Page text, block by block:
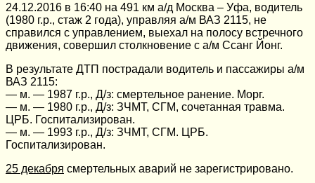
24.12.2016 в 16:40 на 491 км а/д Москва – Уфа, водитель
(1980 г.р., стаж 2 года), управляя а/м ВАЗ 2115, не
справился с управлением, выехал на полосу встречного
движения, совершил столкновение с а/м Ссанг Йонг.
В результате ДТП пострадали водитель и пассажиры а/м
ВАЗ 2115:
— м. — 1987 г.р., Д/з: смертельное ранение. Морг.
— м. — 1980 г.р., Д/з: ЗЧМТ, СГМ, сочетанная травма.
ЦРБ. Госпитализирован.
— м. — 1993 г.р., Д/з: ЗЧМТ, СГМ. ЦРБ.
Госпитализирован.
25 декабря смертельных аварий не зарегистрировано.